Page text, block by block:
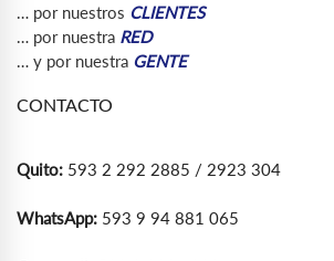
… por nuestros CLIENTES
… por nuestra RED
… y por nuestra GENTE
CONTACTO
Quito: 593 2 292 2885 / 2923 304
WhatsApp: 593 9 94 881 065